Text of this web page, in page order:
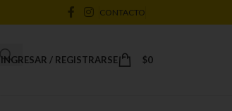
CONTACTO
INGRESAR / REGISTRARSE $0